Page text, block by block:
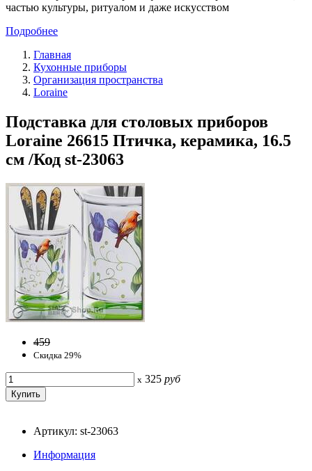
частью культуры, ритуалом и даже искусством
Подробнее
Главная
Кухонные приборы
Организация пространства
Loraine
Подставка для столовых приборов
Loraine 26615 Птичка, керамика, 16.5
см /Код st-23063
459
Скидка 29%
x 325 руб
Артикул: st-23063
Информация